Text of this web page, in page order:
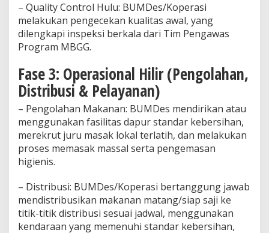
– Quality Control Hulu: BUMDes/Koperasi
melakukan pengecekan kualitas awal, yang
dilengkapi inspeksi berkala dari Tim Pengawas
Program MBGG.
Fase 3: Operasional Hilir (Pengolahan,
Distribusi & Pelayanan)
– Pengolahan Makanan: BUMDes mendirikan atau
menggunakan fasilitas dapur standar kebersihan,
merekrut juru masak lokal terlatih, dan melakukan
proses memasak massal serta pengemasan
higienis.
– Distribusi: BUMDes/Koperasi bertanggung jawab
mendistribusikan makanan matang/siap saji ke
titik-titik distribusi sesuai jadwal, menggunakan
kendaraan yang memenuhi standar kebersihan,